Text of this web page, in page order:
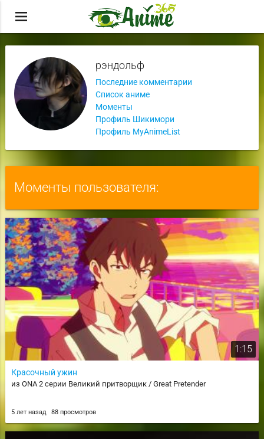
menu
рэндольф
Последние комментарии
Список аниме
Моменты
Профиль Шикимори
Профиль MyAnimeList
Моменты пользователя:
1:15
Красочный ужин
из ONA 2 серии Великий притворщик / Great Pretender
5 лет назад 88 просмотров